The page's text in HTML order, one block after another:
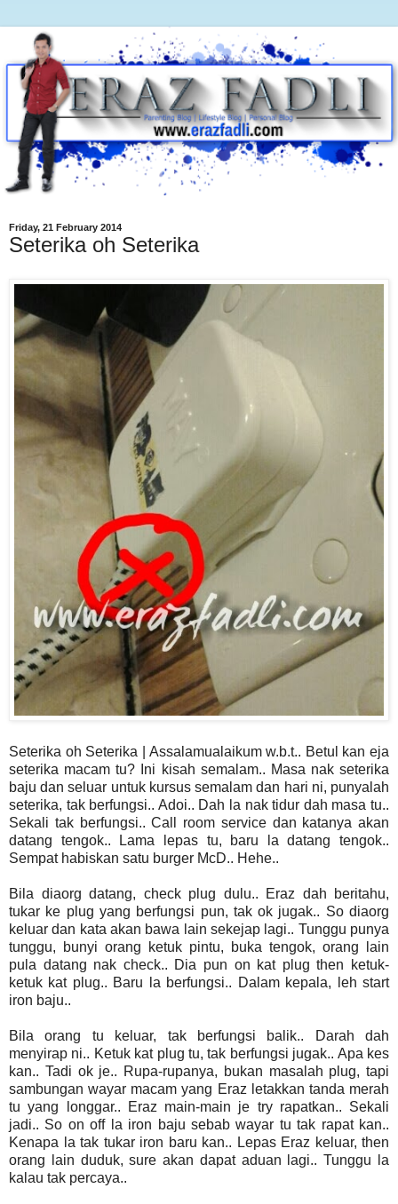
Friday, 21 February 2014
Seterika oh Seterika
Seterika oh Seterika | Assalamualaikum w.b.t.. Betul kan eja
seterika macam tu? Ini kisah semalam.. Masa nak seterika
baju dan seluar untuk kursus semalam dan hari ni, punyalah
seterika, tak berfungsi.. Adoi.. Dah la nak tidur dah masa tu..
Sekali tak berfungsi.. Call room service dan katanya akan
datang tengok.. Lama lepas tu, baru la datang tengok..
Sempat habiskan satu burger McD.. Hehe..
Bila diaorg datang, check plug dulu.. Eraz dah beritahu,
tukar ke plug yang berfungsi pun, tak ok jugak.. So diaorg
keluar dan kata akan bawa lain sekejap lagi.. Tunggu punya
tunggu, bunyi orang ketuk pintu, buka tengok, orang lain
pula datang nak check.. Dia pun on kat plug then ketuk-
ketuk kat plug.. Baru la berfungsi.. Dalam kepala, leh start
iron baju..
Bila orang tu keluar, tak berfungsi balik.. Darah dah
menyirap ni.. Ketuk kat plug tu, tak berfungsi jugak.. Apa kes
kan.. Tadi ok je.. Rupa-rupanya, bukan masalah plug, tapi
sambungan wayar macam yang Eraz letakkan tanda merah
tu yang longgar.. Eraz main-main je try rapatkan.. Sekali
jadi.. So on off la iron baju sebab wayar tu tak rapat kan..
Kenapa la tak tukar iron baru kan.. Lepas Eraz keluar, then
orang lain duduk, sure akan dapat aduan lagi.. Tunggu la
kalau tak percaya..